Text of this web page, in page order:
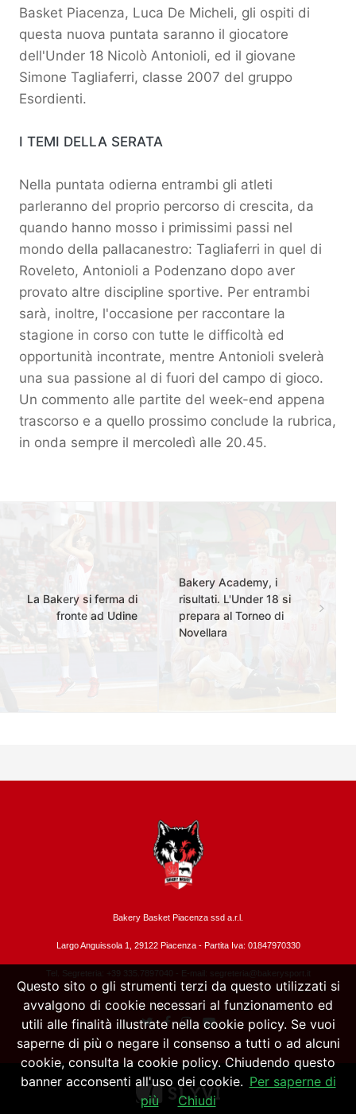
Basket Piacenza, Luca De Micheli, gli ospiti di
questa nuova puntata saranno il giocatore
dell'Under 18 Nicolò Antonioli, ed il giovane
Simone Tagliaferri, classe 2007 del gruppo
Esordienti.
I TEMI DELLA SERATA
Nella puntata odierna entrambi gli atleti
parleranno del proprio percorso di crescita, da
quando hanno mosso i primissimi passi nel
mondo della pallacanestro: Tagliaferri in quel di
Roveleto, Antonioli a Podenzano dopo aver
provato altre discipline sportive. Per entrambi
sarà, inoltre, l'occasione per raccontare la
stagione in corso con tutte le difficoltà ed
opportunità incontrate, mentre Antonioli svelerà
una sua passione al di fuori del campo di gioco.
Un commento alle partite del week-end appena
trascorso e a quello prossimo conclude la rubrica,
in onda sempre il mercoledì alle 20.45.
La Bakery si ferma di
fronte ad Udine
Bakery Academy, i
risultati. L'Under 18 si
prepara al Torneo di
Novellara
Bakery Basket Piacenza ssd a.r.l.
Largo Anguissola 1, 29122 Piacenza - Partita Iva: 01847970330
Tel. Segreteria: +39 335.7897040 - E-mail: segreteria@bakerysport.it
Questo sito o gli strumenti terzi da questo utilizzati si
avvalgono di cookie necessari al funzionamento ed
utili alle finalità illustrate nella cookie policy. Se vuoi
saperne di più o negare il consenso a tutti o ad alcuni
cookie, consulta la cookie policy. Chiudendo questo
banner acconsenti all'uso dei cookie. Per saperne di
più
Chiudi